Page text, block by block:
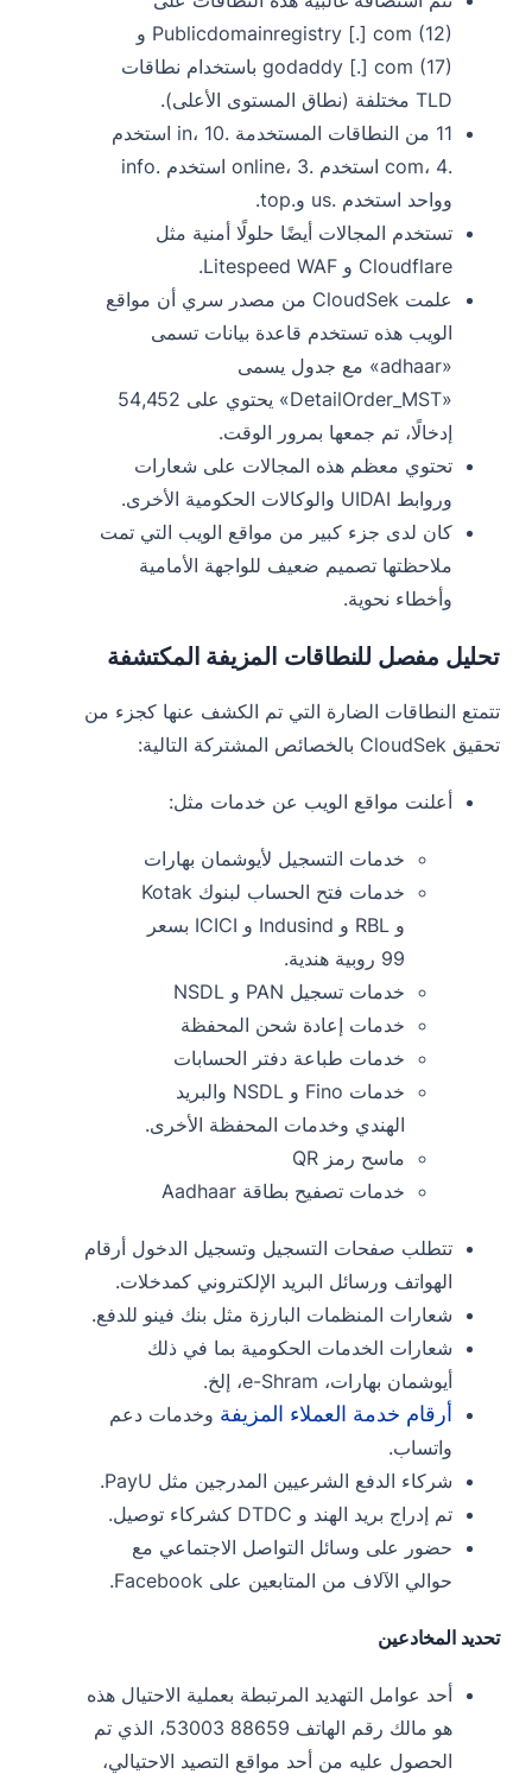
Publicdomainregistry [.] com (12) و
godaddy [.] com (17) باستخدام نطاقات
TLD مختلفة (نطاق المستوى الأعلى).
11 من النطاقات المستخدمة .in، 10 استخدم
.com، 4 استخدم .online، 3 استخدم .info
وواحد استخدم .us و.top.
تستخدم المجالات أيضًا حلولًا أمنية مثل
Cloudflare و Litespeed WAF.
علمت CloudSek من مصدر سري أن مواقع
الويب هذه تستخدم قاعدة بيانات تسمى
«adhaar» مع جدول يسمى
«DetailOrder_MST» يحتوي على 54,452
إدخالًا، تم جمعها بمرور الوقت.
تحتوي معظم هذه المجالات على شعارات
وروابط UIDAI والوكالات الحكومية الأخرى.
كان لدى جزء كبير من مواقع الويب التي تمت
ملاحظتها تصميم ضعيف للواجهة الأمامية
وأخطاء نحوية.
تحليل مفصل للنطاقات المزيفة المكتشفة
تتمتع النطاقات الضارة التي تم الكشف عنها كجزء من
تحقيق CloudSek بالخصائص المشتركة التالية:
أعلنت مواقع الويب عن خدمات مثل:
خدمات التسجيل لأيوشمان بهارات
خدمات فتح الحساب لبنوك Kotak
و RBL و Indusind و ICICI بسعر
99 روبية هندية.
خدمات تسجيل PAN و NSDL
خدمات إعادة شحن المحفظة
خدمات طباعة دفتر الحسابات
خدمات Fino و NSDL والبريد
الهندي وخدمات المحفظة الأخرى.
ماسح رمز QR
خدمات تصفيح بطاقة Aadhaar
تتطلب صفحات التسجيل وتسجيل الدخول أرقام
الهواتف ورسائل البريد الإلكتروني كمدخلات.
شعارات المنظمات البارزة مثل بنك فينو للدفع.
شعارات الخدمات الحكومية بما في ذلك
أيوشمان بهارات، e-Shram، إلخ.
أرقام خدمة العملاء المزيفة وخدمات دعم
واتساب.
شركاء الدفع الشرعيين المدرجين مثل PayU.
تم إدراج بريد الهند و DTDC كشركاء توصيل.
حضور على وسائل التواصل الاجتماعي مع
حوالي الآلاف من المتابعين على Facebook.
تحديد المخادعين
أحد عوامل التهديد المرتبطة بعملية الاحتيال هذه
هو مالك رقم الهاتف 88659 53003، الذي تم
الحصول عليه من أحد مواقع التصيد الاحتيالي،